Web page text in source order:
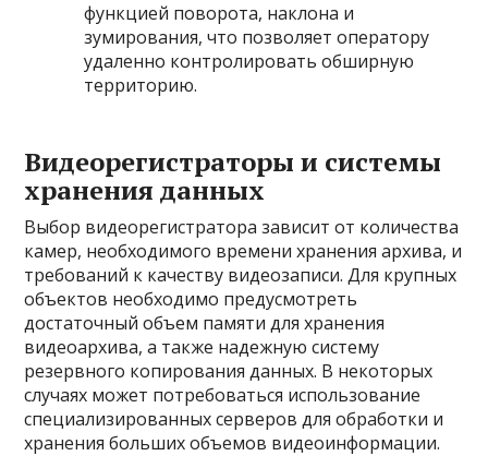
функцией поворота, наклона и
зумирования, что позволяет оператору
удаленно контролировать обширную
территорию.
Видеорегистраторы и системы
хранения данных
Выбор видеорегистратора зависит от количества
камер, необходимого времени хранения архива, и
требований к качеству видеозаписи. Для крупных
объектов необходимо предусмотреть
достаточный объем памяти для хранения
видеоархива, а также надежную систему
резервного копирования данных. В некоторых
случаях может потребоваться использование
специализированных серверов для обработки и
хранения больших объемов видеоинформации.